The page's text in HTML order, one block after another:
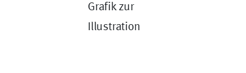
Grafik zur
Illustration